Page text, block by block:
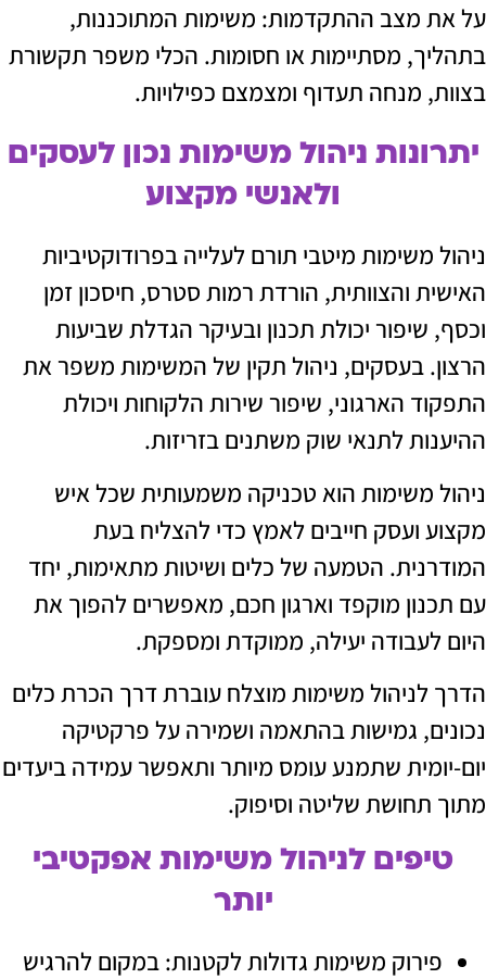
ההתקדמות: משימות המתוכננות,
מסתיימות או חסומות. הכלי משפר תקשורת
מנחה תעדוף ומצמצם כפילויות.
ניהול משימות נכון לעסקים
ולאנשי מקצוע
מיטבי תורם לעלייה בפרודוקטיביות
והצוותית, הורדת רמות סטרס, חיסכון זמן
יכולת תכנון ובעיקר הגדלת שביעות
בעסקים, ניהול תקין של המשימות משפר את
הארגוני, שיפור שירות הלקוחות ויכולת
לתנאי שוק משתנים בזריזות.
הוא טכניקה משמעותית שכל איש
חייבים לאמץ כדי להצליח בעת
הטמעה של כלים ושיטות מתאימות, יחד
מוקפד וארגון חכם, מאפשרים להפוך את
יעילה, ממוקדת ומספקת.
משימות מוצלח עוברת דרך הכרת כלים
גמישות בהתאמה ושמירה על פרקטיקה
שתמנע עומס מיותר ותאפשר עמידה ביעדים
שליטה וסיפוק.
לניהול משימות אפקטיבי
משימות גדולות לקטנות: במקום להרגיש